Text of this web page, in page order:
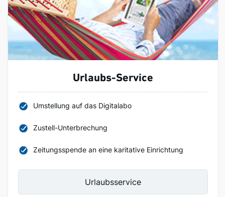
Urlaubs-Service
Umstellung auf das Digitalabo
Zustell-Unterbrechung
Zeitungsspende an eine karitative Einrichtung
Urlaubsservice